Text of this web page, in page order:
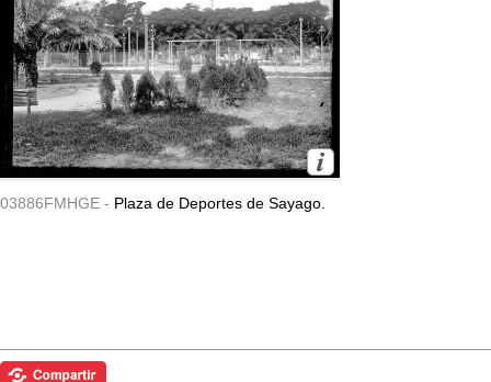
03886FMHGE - Plaza de Deportes de Sayago.